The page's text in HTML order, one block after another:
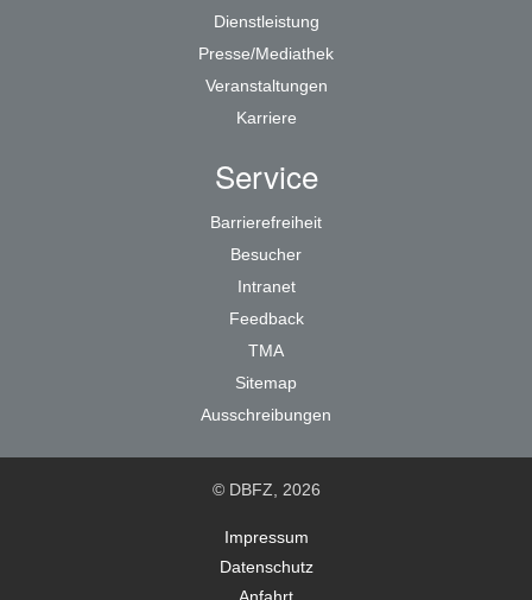
Dienstleistung
Presse/Mediathek
Veranstaltungen
Karriere
Service
Barrierefreiheit
Besucher
Intranet
Feedback
TMA
Sitemap
Ausschreibungen
© DBFZ, 2026
Impressum
Datenschutz